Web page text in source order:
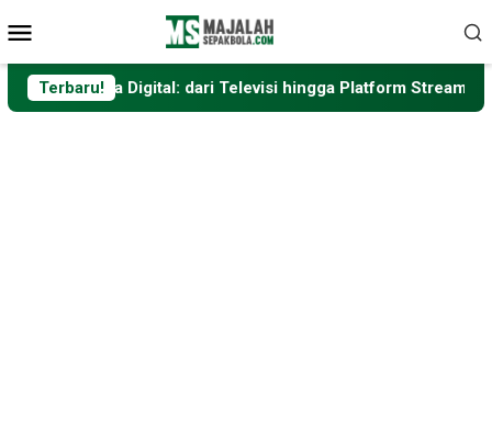
ke
kontenMobile
Terbaru!
Era Digital: dari Televisi hingga Platform Streaming